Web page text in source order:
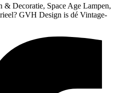
& Decoratie, Space Age Lampen,
GVH Design is dé Vintage-